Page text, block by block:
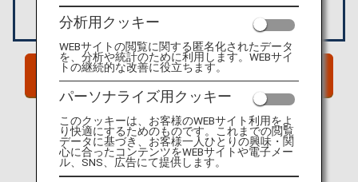
サイトへGO！
分析用クッキー
WEBサイトの閲覧に関する匿名化されたデータ
を、分析や統計のために利用します。WEBサイ
トの継続的な改善に役立ちます。
パーソナライズ用クッキー
このクッキーは、お客様のWEBサイト利用をよ
り快適にするためのものです。これまでの閲覧
データに基づき、お客様一人ひとりの興味・関
心に合ったコンテンツをWEBサイトや電子メー
ル、SNS、広告にて提供します。